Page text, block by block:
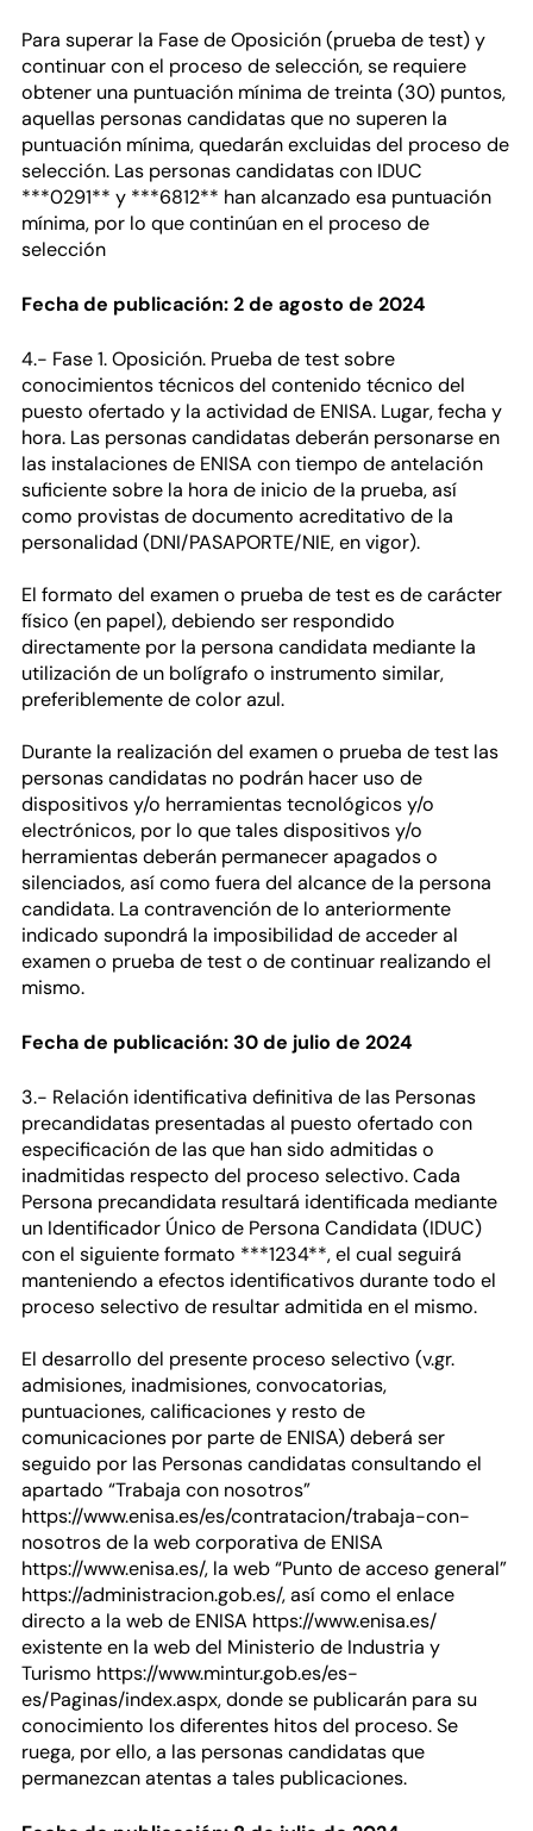
Para superar la Fase de Oposición (prueba de test) y
continuar con el proceso de selección, se requiere
obtener una puntuación mínima de treinta (30) puntos,
aquellas personas candidatas que no superen la
puntuación mínima, quedarán excluidas del proceso de
selección. Las personas candidatas con IDUC
***0291** y ***6812** han alcanzado esa puntuación
mínima, por lo que continúan en el proceso de
selección
Fecha de publicación: 2 de agosto de 2024
4.- Fase 1. Oposición. Prueba de test sobre
conocimientos técnicos del contenido técnico del
puesto ofertado y la actividad de ENISA. Lugar, fecha y
hora. Las personas candidatas deberán personarse en
las instalaciones de ENISA con tiempo de antelación
suficiente sobre la hora de inicio de la prueba, así
como provistas de documento acreditativo de la
personalidad (DNI/PASAPORTE/NIE, en vigor).
El formato del examen o prueba de test es de carácter
físico (en papel), debiendo ser respondido
directamente por la persona candidata mediante la
utilización de un bolígrafo o instrumento similar,
preferiblemente de color azul.
Durante la realización del examen o prueba de test las
personas candidatas no podrán hacer uso de
dispositivos y/o herramientas tecnológicos y/o
electrónicos, por lo que tales dispositivos y/o
herramientas deberán permanecer apagados o
silenciados, así como fuera del alcance de la persona
candidata. La contravención de lo anteriormente
indicado supondrá la imposibilidad de acceder al
examen o prueba de test o de continuar realizando el
mismo.
Fecha de publicación: 30 de julio de 2024
3.- Relación identificativa definitiva de las Personas
precandidatas presentadas al puesto ofertado con
especificación de las que han sido admitidas o
inadmitidas respecto del proceso selectivo. Cada
Persona precandidata resultará identificada mediante
un Identificador Único de Persona Candidata (IDUC)
con el siguiente formato ***1234**, el cual seguirá
manteniendo a efectos identificativos durante todo el
proceso selectivo de resultar admitida en el mismo.
El desarrollo del presente proceso selectivo (v.gr.
admisiones, inadmisiones, convocatorias,
puntuaciones, calificaciones y resto de
comunicaciones por parte de ENISA) deberá ser
seguido por las Personas candidatas consultando el
apartado “Trabaja con nosotros”
https://www.enisa.es/es/contratacion/trabaja-con-
nosotros de la web corporativa de ENISA
https://www.enisa.es/, la web “Punto de acceso general”
https://administracion.gob.es/, así como el enlace
directo a la web de ENISA https://www.enisa.es/
existente en la web del Ministerio de Industria y
Turismo https://www.mintur.gob.es/es-
es/Paginas/index.aspx, donde se publicarán para su
conocimiento los diferentes hitos del proceso. Se
ruega, por ello, a las personas candidatas que
permanezcan atentas a tales publicaciones.